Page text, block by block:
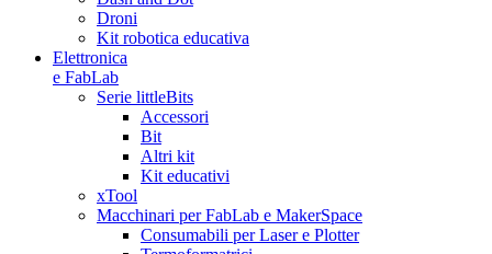
Droni
Kit robotica educativa
Elettronica
e FabLab
Serie littleBits
Accessori
Bit
Altri kit
Kit educativi
xTool
Macchinari per FabLab e MakerSpace
Consumabili per Laser e Plotter